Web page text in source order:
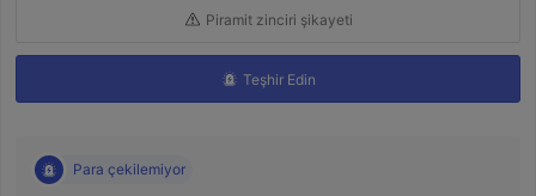
Piramit zinciri şikayeti
Teşhir Edin
Para çekilemiyor